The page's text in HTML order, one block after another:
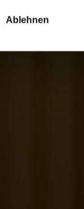
Ablehnen